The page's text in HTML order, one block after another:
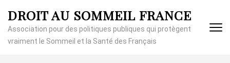
contenu
(Pressez
DROIT AU SOMMEIL FRANCE
Association pour des politiques publiques qui protègent
vraiment le Sommeil et la Santé des Français